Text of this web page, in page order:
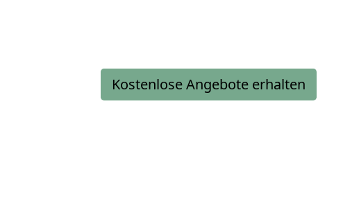
Kostenlose Angebote erhalten